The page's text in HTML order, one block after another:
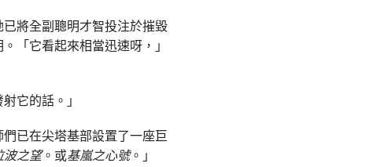
將全副聰明才智投注於摧毀
「它看起來相當迅速呀，」
它的話。」
已在尖塔基部設置了一座巨
波之望。或基嵐之心號。」